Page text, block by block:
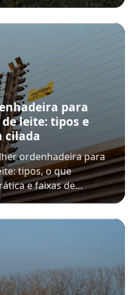
para
leite: tipos e
cilada
ordenhadeira para
tipos, o que
e faixas de…